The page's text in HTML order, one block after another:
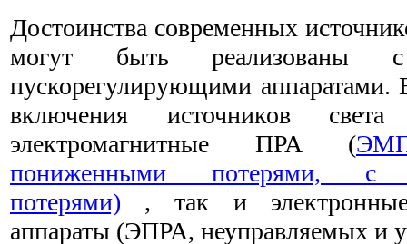
Достоинства современных
могут быть реализованы с
пускорегулирующими аппаратами.
включения источников
электромагнитные ПРА (
пониженными потерями, с
потерями) , так и электронные
аппараты (ЭПРА, неуправляемых и